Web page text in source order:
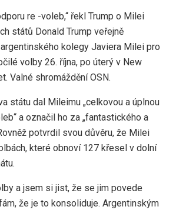
re -voleb,“ řekl Trump o Milei
států Donald Trump veřejně
kolegy Javiera Milei pro
volby 26. října, po úterý v New
Valné shromáždění OSN.
státu dal Mileimu „celkovou a úplnou
a označil ho za „fantastického a
potvrdil svou důvěru, že Milei
které obnoví 127 křesel v dolní
a jsem si jist, že se jim povede
že je to konsoliduje. Argentinským